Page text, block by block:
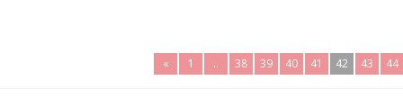
« 1 .. 38 39 40 41 42 43 44